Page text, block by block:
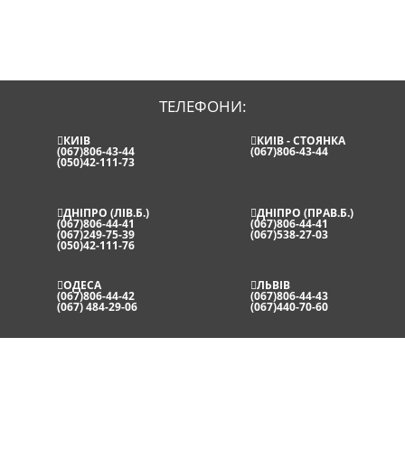
ТЕЛЕФОНИ:
КИЇВ
(067)806-43-44
(050)42-111-73
КИЇВ - СТОЯНКА
(067)806-43-44
ДНІПРО (ЛІВ.Б.)
(067)806-44-41
(067)249-75-39
(050)42-111-76
ДНІПРО (ПРАВ.Б.)
(067)806-44-41
(067)538-27-03
ОДЕСА
(067)806-44-42
(067) 484-29-06
ЛЬВІВ
(067)806-44-43
(067)440-70-60